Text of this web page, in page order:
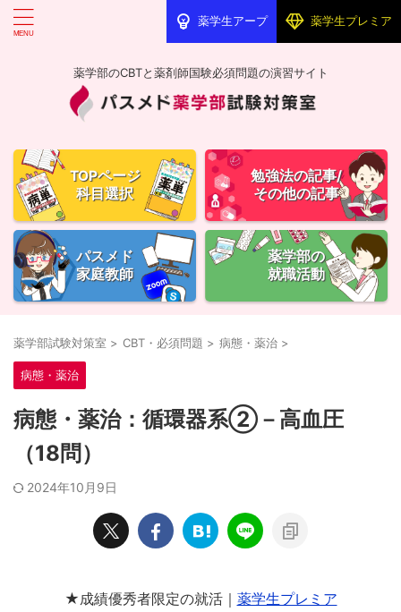
薬学生アープ 薬学生プレミア
薬学部のCBTと薬剤師国験必須問題の演習サイト
TOPページ
科目選択
勉強法の記事/
その他の記事
パスメド
家庭教師
薬学部の
就職活動
薬学部試験対策室 > CBT・必須問題 > 病態・薬治 >
病態・薬治
病態・薬治：循環器系②－高血圧
（18問）
2024年10月9日
★成績優秀者限定の就活｜ 薬学生プレミア